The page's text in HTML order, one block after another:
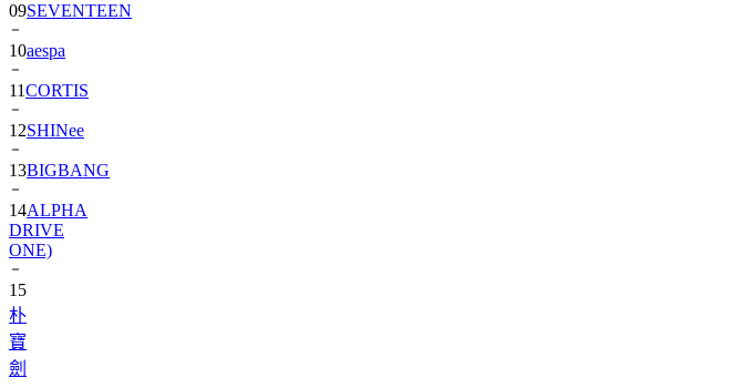
10aespa
11CORTIS
12SHINee
13BIGBANG
14ALPHA
DRIVE
ONE)
15
朴
寶
劍
16